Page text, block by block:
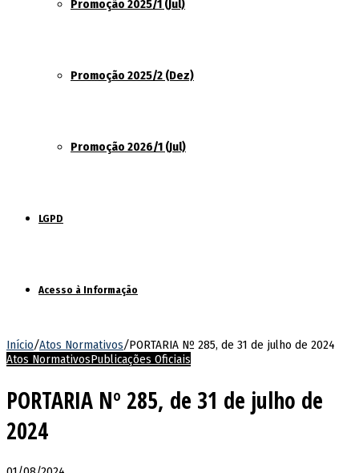
Promoção 2025/1 (Jul)
Promoção 2025/2 (Dez)
Promoção 2026/1 (Jul)
LGPD
Acesso à Informação
Início/Atos Normativos/PORTARIA Nº 285, de 31 de julho de 2024
Atos NormativosPublicações Oficiais
PORTARIA Nº 285, de 31 de julho de
2024